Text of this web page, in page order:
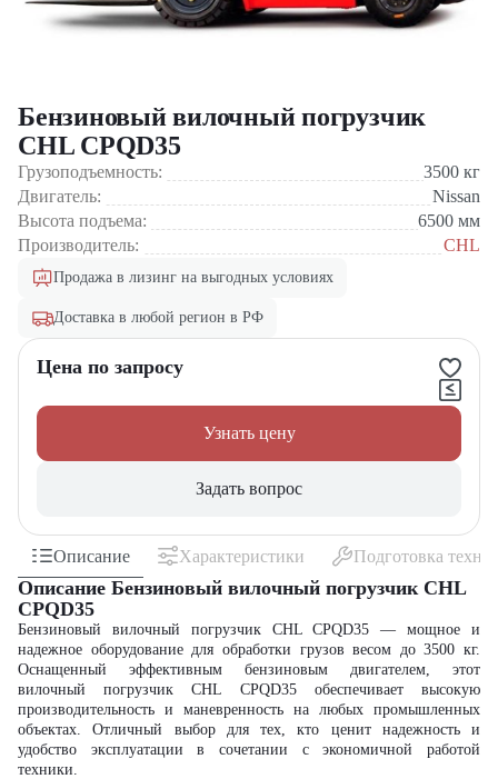
Бензиновый вилочный погрузчик
CHL CPQD35
Грузоподъемность: 3500 кг
Двигатель:
Nissan
Высота подъема:
6500 мм
Производитель:
CHL
Продажа в лизинг на выгодных условиях
Доставка в любой регион в РФ
Цена по запросу
Узнать цену
Задать вопрос
Описание Характеристики Подготовка
Описание Бензиновый вилочный погрузчик CHL
CPQD35
Бензиновый вилочный погрузчик CHL CPQD35 — мощное и
надежное оборудование для обработки грузов весом до 3500 кг.
Оснащенный эффективным бензиновым двигателем, этот
вилочный погрузчик CHL CPQD35 обеспечивает высокую
производительность и маневренность на любых промышленных
объектах. Отличный выбор для тех, кто ценит надежность и
удобство эксплуатации в сочетании с экономичной работой
техники.